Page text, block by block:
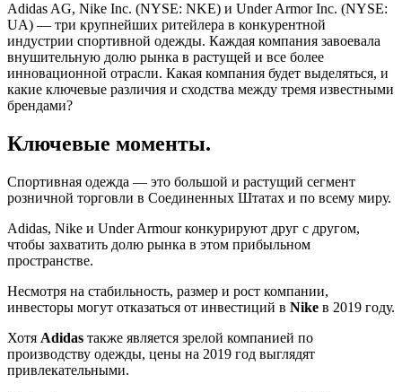
Adidas AG, Nike Inc. (NYSE: NKE) и Under Armor Inc. (NYSE:
UA) — три крупнейших ритейлера в конкурентной
индустрии спортивной одежды. Каждая компания завоевала
внушительную долю рынка в растущей и все более
инновационной отрасли. Какая компания будет выделяться, и
какие ключевые различия и сходства между тремя известными
брендами?
Ключевые моменты.
Спортивная одежда — это большой и растущий сегмент
розничной торговли в Соединенных Штатах и по всему миру.
Adidas, Nike и Under Armour конкурируют друг с другом,
чтобы захватить долю рынка в этом прибыльном
пространстве.
Несмотря на стабильность, размер и рост компании,
инвесторы могут отказаться от инвестиций в Nike в 2019 году.
Хотя Adidas также является зрелой компанией по
производству одежды, цены на 2019 год выглядят
привлекательными.